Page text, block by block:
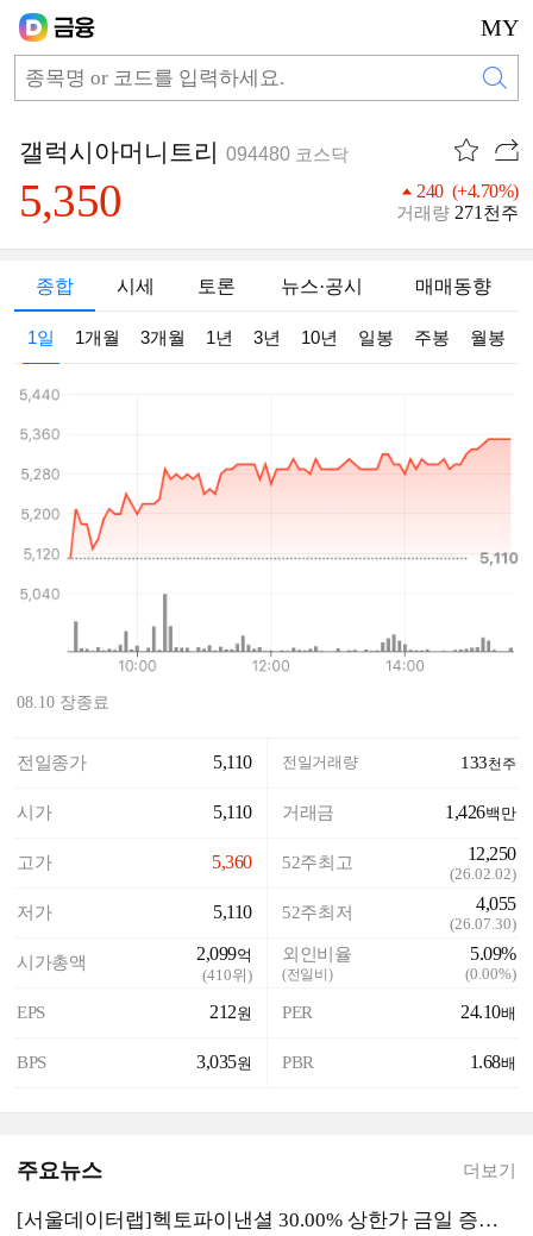
MY
갤럭시아머니트리 094480 코스닥
5,350 240 (+4.70%)
거래량 271 천주
종합 시세 토론 뉴스·공시 매매동향
1일 1개월 3개월 1년 3년 10년 일봉 주봉 월봉
08.10 장종료
전일종가 5,110
시가 5,110
고가 5,360
저가 5,110
시가총액 2,099억
(410위)
EPS 212원
BPS 3,035원
전일거래량 133천주
거래금 1,426백만
52주최고 12,250
(26.02.02)
52주최저 4,055
(26.07.30)
외인비율
(전일비)
5.09%
(0.00%)
PER 24.10배
PBR 1.68배
주요뉴스 더보기
[서울데이터랩]헥토파이낸셜 30.00% 상한가 금일 증시 상승률 1위로 마감